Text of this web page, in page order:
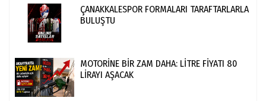
ÇANAKKALESPOR FORMALARI TARAFTARLARLA
BULUŞTU
MOTORİNE BİR ZAM DAHA: LİTRE FİYATI 80
LİRAYI AŞACAK